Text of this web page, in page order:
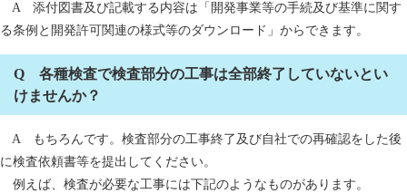
A 添付図書及び記載する内容は「開発事業等の手続及び基準に関す
る条例と開発許可関連の様式等のダウンロード」からできます。
Q 各種検査で検査部分の工事は全部終了していないとい
けませんか？
A もちろんです。検査部分の工事終了及び自社での再確認をした後
に検査依頼書等を提出してください。
例えば、検査が必要な工事には下記のようなものがあります。